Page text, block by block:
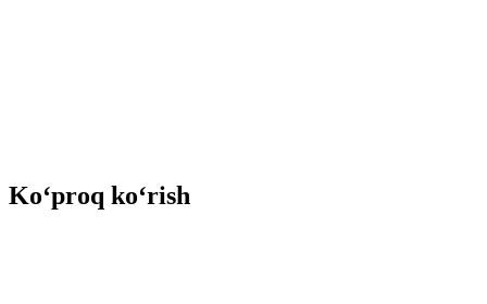
Ko‘proq ko‘rish